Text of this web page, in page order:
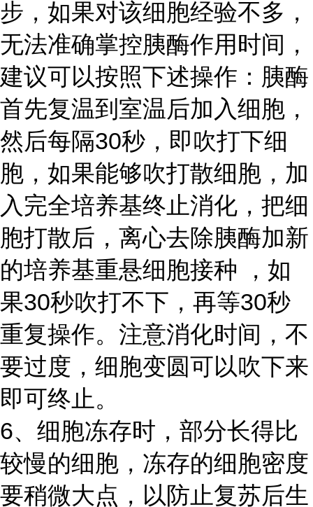
步，如果对该细胞经验不多，
无法准确掌控胰酶作用时间，
建议可以按照下述操作：胰酶
首先复温到室温后加入细胞，
然后每隔30秒，即吹打下细
胞，如果能够吹打散细胞，加
入完全培养基终止消化，把细
胞打散后，离心去除胰酶加新
的培养基重悬细胞接种 ，如
果30秒吹打不下，再等30秒
重复操作。注意消化时间，不
要过度，细胞变圆可以吹下来
即可终止。
6、细胞冻存时，部分长得比
较慢的细胞，冻存的细胞密度
要稍微大点，以防止复苏后生